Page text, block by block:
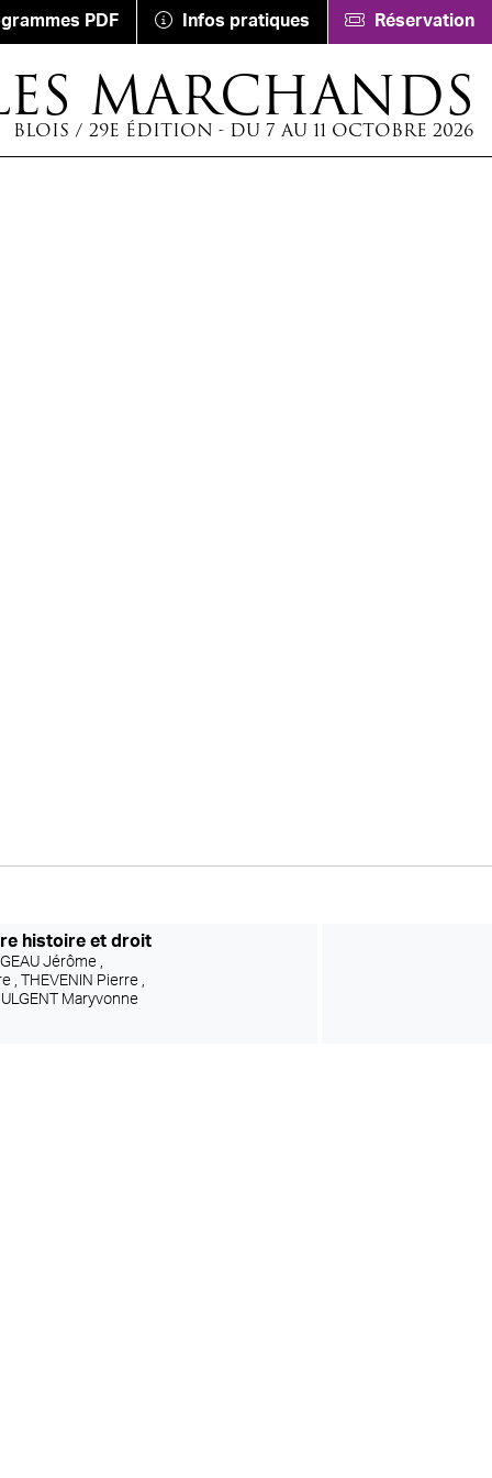
PDF Infos pratiques Réservation
MARCHANDS
BLOIS / 29E ÉDITION - DU 7 AU 11 OCTOBRE 2026
histoire et droit
Jérôme ,
,THEVENIN Pierre ,
Maryvonne